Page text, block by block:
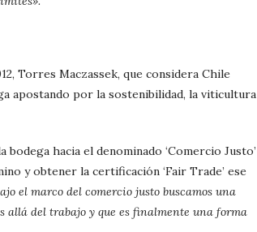
Torres Maczassek, que considera Chile
apostando por la sostenibilidad, la viticultura
hacia el denominado ‘Comercio Justo’
y obtener la certificación ‘Fair Trade’ ese
el marco del comercio justo buscamos una
allá del trabajo y que es finalmente una forma